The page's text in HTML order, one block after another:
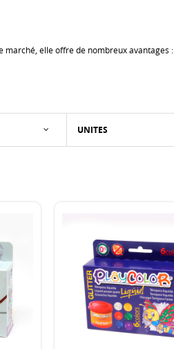
marché, elle offre de nombreux avantages :
UNITES